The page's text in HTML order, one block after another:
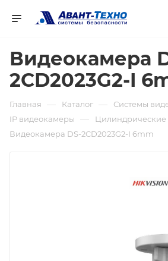
Видеокамера
2CD2023G2-I
Главная — Каталог — Системы
IP видеокамеры — Цилиндрические
Видеокамера DS-2CD2023G2-I 6mm